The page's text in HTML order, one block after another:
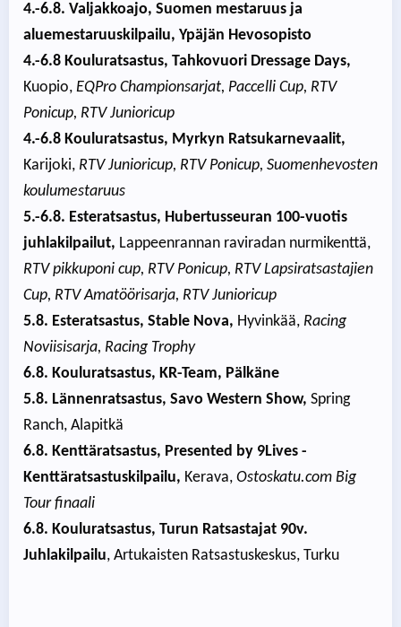
4.-6.8. Valjakkoajo, Suomen mestaruus ja
aluemestaruuskilpailu, Ypäjän Hevosopisto
4.-6.8 Kouluratsastus, Tahkovuori Dressage Days,
Kuopio, EQPro Championsarjat, Paccelli Cup, RTV
Ponicup, RTV Junioricup
4.-6.8 Kouluratsastus, Myrkyn Ratsukarnevaalit,
Karijoki, RTV Junioricup, RTV Ponicup, Suomenhevosten
koulumestaruus
5.-6.8. Esteratsastus, Hubertusseuran 100-vuotis
juhlakilpailut, Lappeenrannan raviradan nurmikenttä,
RTV pikkuponi cup, RTV Ponicup, RTV Lapsiratsastajien
Cup, RTV Amatöörisarja, RTV Junioricup
5.8. Esteratsastus, Stable Nova, Hyvinkää, Racing
Noviisisarja, Racing Trophy
6.8. Kouluratsastus, KR-Team, Pälkäne
5.8. Lännenratsastus, Savo Western Show, Spring
Ranch, Alapitkä
6.8. Kenttäratsastus, Presented by 9Lives -
Kenttäratsastuskilpailu, Kerava, Ostoskatu.com Big
Tour finaali
6.8. Kouluratsastus, Turun Ratsastajat 90v.
Juhlakilpailu, Artukaisten Ratsastuskeskus, Turku